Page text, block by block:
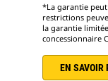
*La garantie
restrictions
la garantie
concessionnaire
EN SAVOIR